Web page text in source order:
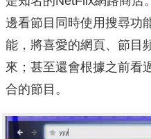
邊看節目同時使用搜尋功
能，將喜愛的網頁、節目
來；甚至還會根據之前看
合的節目。